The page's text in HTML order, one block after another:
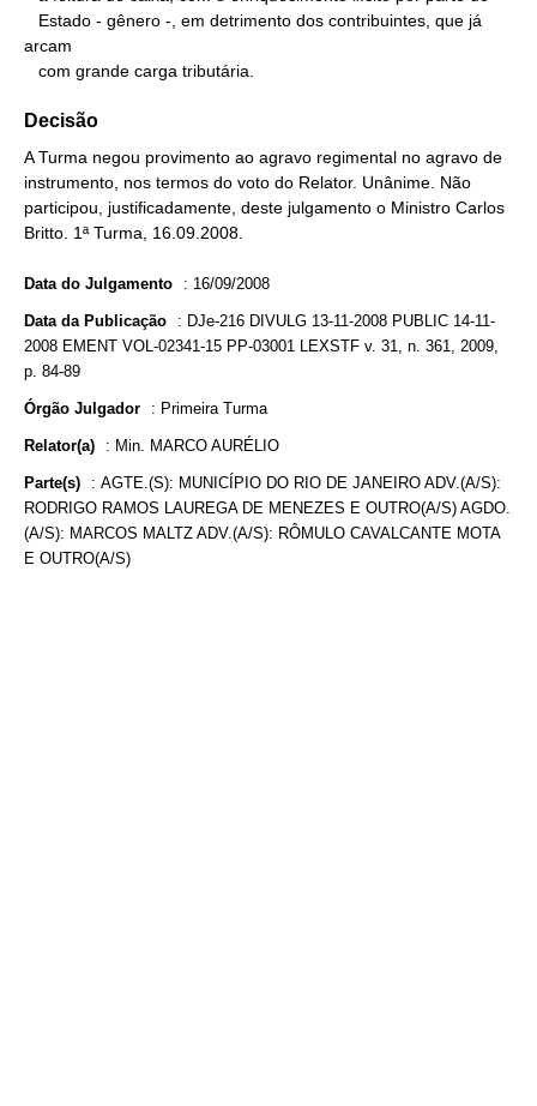
arcam
   com grande carga tributária.
Decisão
A Turma negou provimento ao agravo regimental no agravo de
instrumento, nos termos do voto do Relator. Unânime. Não
participou, justificadamente, deste julgamento o Ministro Carlos
Britto. 1ª Turma, 16.09.2008.
Data do Julgamento : 16/09/2008
Data da Publicação : DJe-216 DIVULG 13-11-2008 PUBLIC 14-11-
2008 EMENT VOL-02341-15 PP-03001 LEXSTF v. 31, n. 361, 2009,
p. 84-89
Órgão Julgador : Primeira Turma
Relator(a) : Min. MARCO AURÉLIO
Parte(s) : AGTE.(S): MUNICÍPIO DO RIO DE JANEIRO ADV.(A/S):
RODRIGO RAMOS LAUREGA DE MENEZES E OUTRO(A/S) AGDO.
(A/S): MARCOS MALTZ ADV.(A/S): RÔMULO CAVALCANTE MOTA
E OUTRO(A/S)